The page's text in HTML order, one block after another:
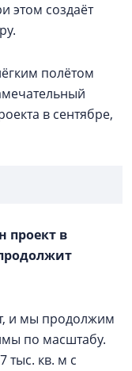
этом создаёт
полётом
в сентябре,
проект в
и мы продолжим
по масштабу.
тыс. кв. м с